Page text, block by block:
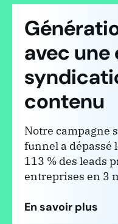
avec
contenu
Notre campagne
funnel a dépassé
113 % des leads
entreprises en 3
En savoir plus